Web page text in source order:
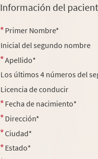
Información del
Primer Nombre*
Inicial del segundo nombre
Apellido*
Los últimos 4 números del
Licencia de conducir
Fecha de nacimiento*
Dirección*
Ciudad*
Estado*